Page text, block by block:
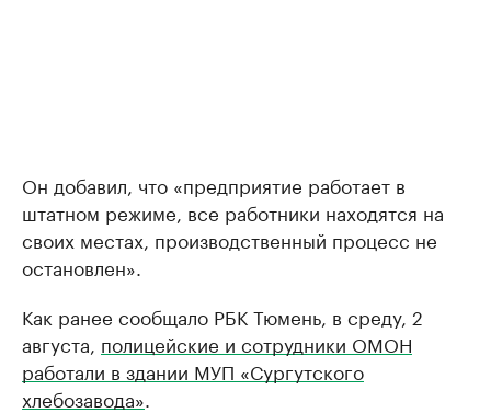
Он добавил, что «предприятие работает в
штатном режиме, все работники находятся на
своих местах, производственный процесс не
остановлен».
Как ранее сообщало РБК Тюмень, в среду, 2
августа, полицейские и сотрудники ОМОН
работали в здании МУП «Сургутского
хлебозавода»